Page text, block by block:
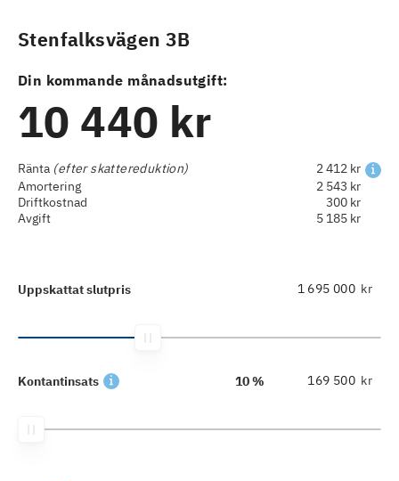
Stenfalksvägen 3B
Din kommande månadsutgift:
10 440 kr
Ränta (efter skattereduktion)
2 412 kr
Amortering
2 543 kr
Driftkostnad
300 kr
Avgift
5 185 kr
Uppskattat slutpris kr
Kontantinsats 10 % kr